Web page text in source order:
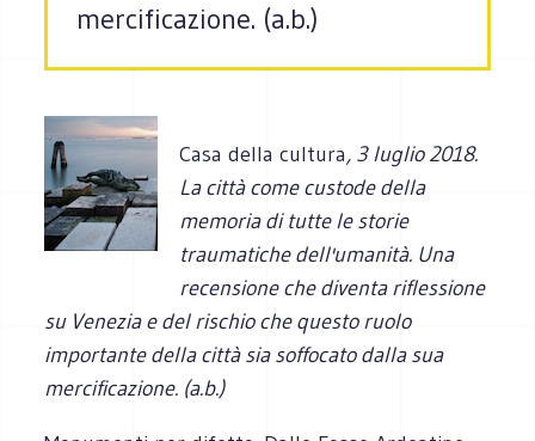
mercificazione. (a.b.)
Casa della cultura, 3 luglio 2018.
La città come custode della
memoria di tutte le storie
traumatiche dell'umanità. Una
recensione che diventa riflessione
su Venezia e del rischio che questo ruolo
importante della città sia soffocato dalla sua
mercificazione. (a.b.)